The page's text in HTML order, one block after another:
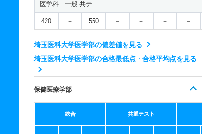
医学科 一般 共テ
420 － 550 － － － －
埼玉医科大学医学部の偏差値を見る
埼玉医科大学医学部の合格最低点・合格平均点を見る
保健医療学部
総合 共通テスト